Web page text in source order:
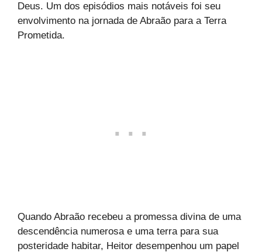
Deus. Um dos episódios mais notáveis foi seu
envolvimento na jornada de Abraão para a Terra
Prometida.
Quando Abraão recebeu a promessa divina de uma
descendência numerosa e uma terra para sua
posteridade habitar, Heitor desempenhou um papel